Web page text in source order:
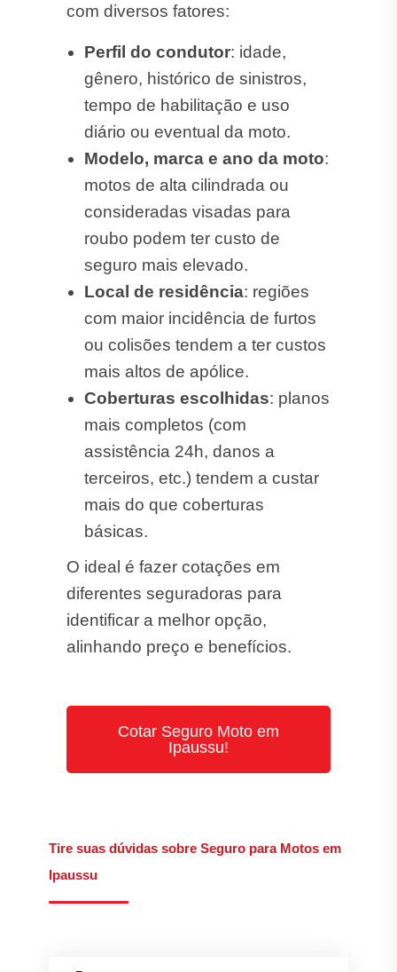
com diversos fatores:
Perfil do condutor: idade,
gênero, histórico de sinistros,
tempo de habilitação e uso
diário ou eventual da moto.
Modelo, marca e ano da moto:
motos de alta cilindrada ou
consideradas visadas para
roubo podem ter custo de
seguro mais elevado.
Local de residência: regiões
com maior incidência de furtos
ou colisões tendem a ter custos
mais altos de apólice.
Coberturas escolhidas: planos
mais completos (com
assistência 24h, danos a
terceiros, etc.) tendem a custar
mais do que coberturas
básicas.
O ideal é fazer cotações em
diferentes seguradoras para
identificar a melhor opção,
alinhando preço e benefícios.
Cotar Seguro Moto em
Ipaussu!
Tire suas dúvidas sobre Seguro para Motos em
Ipaussu